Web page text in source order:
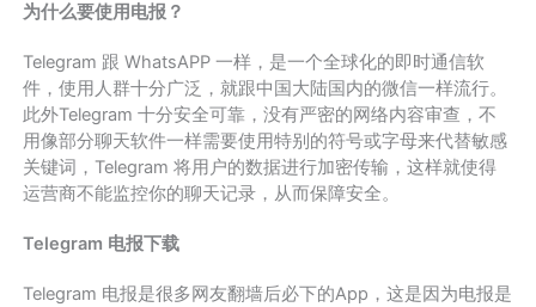
为什么要使用电报？
Telegram 跟 WhatsAPP 一样，是一个全球化的即时通信软
件，使用人群十分广泛，就跟中国大陆国内的微信一样流行。
此外Telegram 十分安全可靠，没有严密的网络内容审查，不
用像部分聊天软件一样需要使用特别的符号或字母来代替敏感
关键词，Telegram 将用户的数据进行加密传输，这样就使得
运营商不能监控你的聊天记录，从而保障安全。
Telegram 电报下载
Telegram 电报是很多网友翻墙后必下的App，这是因为电报是